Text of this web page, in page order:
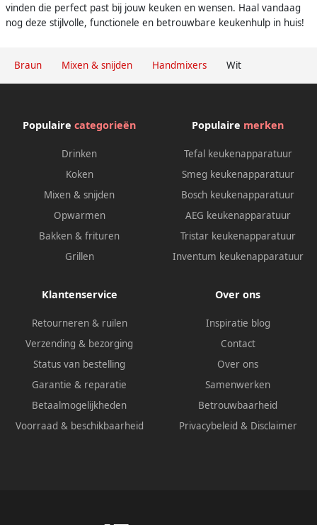
Braun Mixen & snijden Handmixers Wit
vinden die perfect past bij jouw keuken en wensen. Haal vandaag
nog deze stijlvolle, functionele en betrouwbare keukenhulp in huis!
Populaire categorieën
Drinken
Koken
Mixen & snijden
Opwarmen
Bakken & frituren
Grillen
Populaire merken
Tefal keukenapparatuur
Smeg keukenapparatuur
Bosch keukenapparatuur
AEG keukenapparatuur
Tristar keukenapparatuur
Inventum keukenapparatuur
Klantenservice
Retourneren & ruilen
Verzending & bezorging
Status van bestelling
Garantie & reparatie
Betaalmogelijkheden
Voorraad & beschikbaarheid
Over ons
Inspiratie blog
Contact
Over ons
Samenwerken
Betrouwbaarheid
Privacybeleid & Disclaimer